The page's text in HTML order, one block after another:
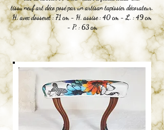
tissu neuf art déco posé par un artisan tapissier décorateur.
H. avec dosseret : 71 cm - H. assise : 40 cm - L. : 49 cm
- P. : 63 cm